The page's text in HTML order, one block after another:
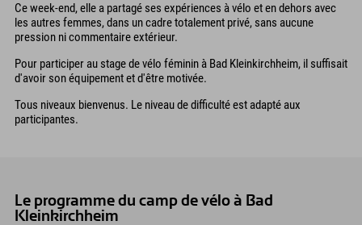
Ce week-end, elle a partagé ses expériences à vélo et en dehors avec
les autres femmes, dans un cadre totalement privé, sans aucune
pression ni commentaire extérieur.
Pour participer au stage de vélo féminin à Bad Kleinkirchheim, il suffisait
d'avoir son équipement et d'être motivée.
Tous niveaux bienvenus. Le niveau de difficulté est adapté aux
participantes.
Le programme du camp de vélo à Bad
Kleinkirchheim